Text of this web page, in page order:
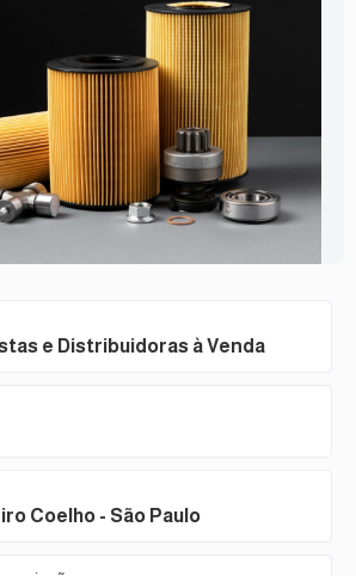
e Distribuidoras à Venda
Coelho - São Paulo